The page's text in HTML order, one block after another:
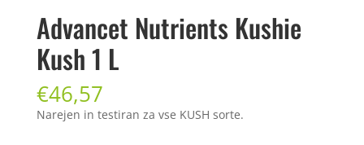
Advancet Nutrients Kushie
Kush 1 L
€46,57
Narejen in testiran za vse KUSH sorte.